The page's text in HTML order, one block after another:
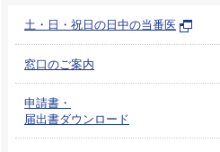
土・日・祝日の日中の当番医
窓口のご案内
申請書・
届出書ダウンロード